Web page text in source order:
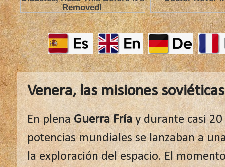
Venera, las misiones
En plenaGuerra Fríay durante casi 20
potencias mundiales se lanzaban a
la exploración del espacio. El